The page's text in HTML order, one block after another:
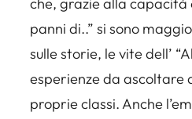
che, grazie alla capacità
panni di..” si sono
sulle storie, le vite dell’
esperienze da ascoltare
proprie classi. Anche